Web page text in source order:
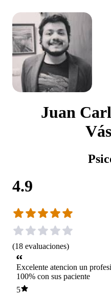
Juan
4.9
(18 evaluaciones)
Excelente atencion un
100% con sus paciente
5